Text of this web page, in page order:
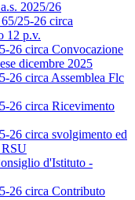
2025/26
25-26 circa
12 p.v.
26 circa Convocazione
dicembre 2025
26 circa Assemblea Flc
26 circa Ricevimento
26 circa svolgimento ed
RSU
d'Istituto -
26 circa Contributo